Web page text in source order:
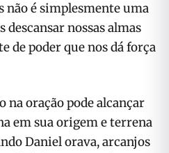
não é simplesmente uma
descansar nossas almas
de poder que nos dá força
na oração po­de alcançar
em sua origem e terrena
Daniel orava, arcanjos